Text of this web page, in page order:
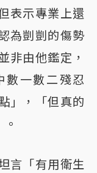
表示專業上還
為剴剴的傷勢
非由他鑑定，
數一數二殘忍
」，「但真的
言「有用衛生